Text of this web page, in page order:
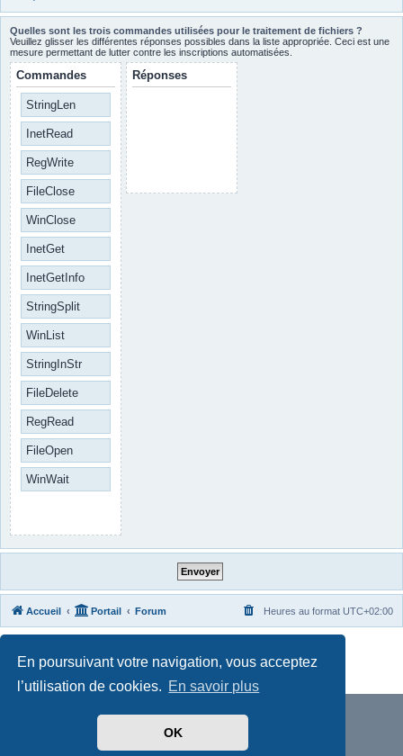
En poursuivant votre navigation, vous acceptez
l’utilisation de cookies. En savoir plus
OK
Quelles sont les trois commandes utilisées pour le traitement de fichiers ?
Veuillez glisser les différentes réponses possibles dans la liste appropriée. Ceci est une
mesure permettant de lutter contre les inscriptions automatisées.
Commandes
StringLen
InetRead
RegWrite
FileClose
WinClose
InetGet
InetGetInfo
StringSplit
WinList
StringInStr
FileDelete
RegRead
FileOpen
WinWait
Réponses
Accueil Portail Forum Heures au format UTC+02:00
Traduit parphpBB-fr.com